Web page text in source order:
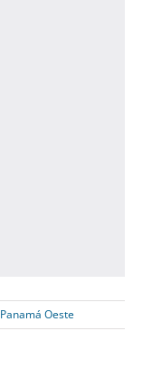
Panamá Oeste